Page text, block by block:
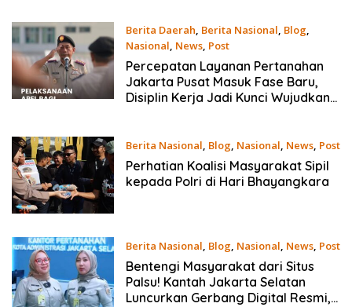
Berita Daerah, Berita Nasional, Blog,
Nasional, News, Post
July 3, 2026
Percepatan Layanan Pertanahan
Jakarta Pusat Masuk Fase Baru,
Disiplin Kerja Jadi Kunci Wujudkan
Berita Nasional, Blog, Nasional, News, Post
July 3, 2026
Perhatian Koalisi Masyarakat Sipil
kepada Polri di Hari Bhayangkara
Berita Nasional, Blog, Nasional, News, Post
July 1, 2026
Bentengi Masyarakat dari Situs
Palsu! Kantah Jakarta Selatan
Luncurkan Gerbang Digital Resmi,